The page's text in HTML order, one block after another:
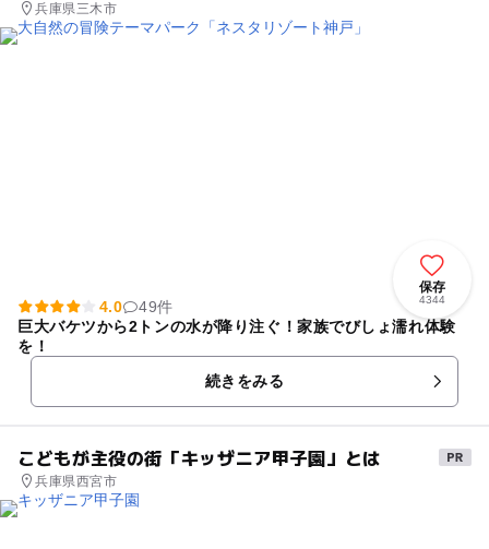
兵庫県三木市
保存
4344
4.0
49件
巨大バケツから2トンの水が降り注ぐ！家族でびしょ濡れ体験
を！
続きをみる
こどもが主役の街「キッザニア甲子園」とは
兵庫県西宮市